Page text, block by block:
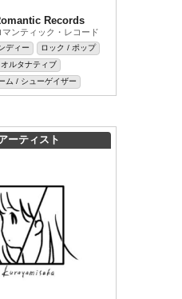
Records
マンティック・レコード
ディー
ロック / ポップ
オルタナティブ
ム / シューゲイザー
ーティスト